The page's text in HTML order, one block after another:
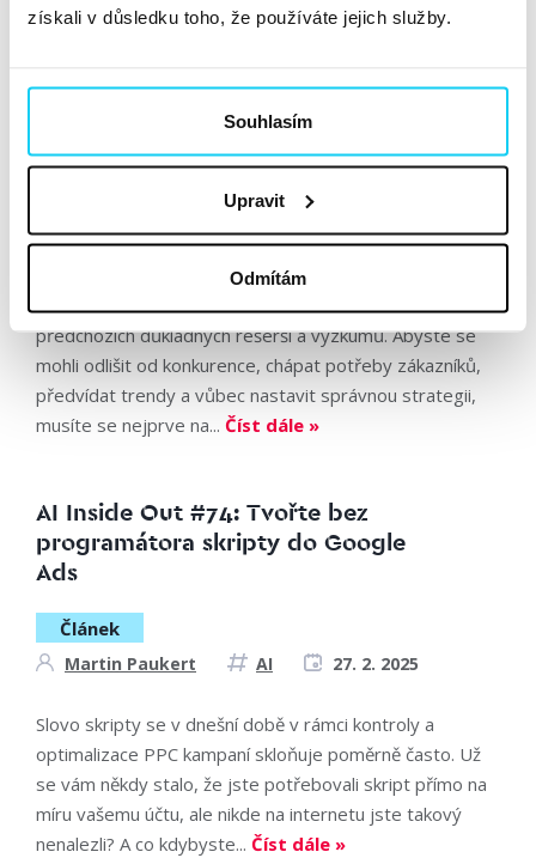
získali v důsledku toho, že používáte jejich služby.
Souhlasím
Upravit
Odmítám
marketingový výzkum v Deep
AI
Tohle je game-changer. Bez přehánění. Zkušení
stratégové ví, že úspěch v marketingu se neobejde bez
předchozích důkladných rešerší a výzkumů. Abyste se
mohli odlišit od konkurence, chápat potřeby zákazníků,
předvídat trendy a vůbec nastavit správnou strategii,
musíte se nejprve na... Číst dále »
AI Inside Out #74: Tvořte bez
programátora skripty do Google
Ads
Článek
Martin Paukert AI 27. 2. 2025
Slovo skripty se v dnešní době v rámci kontroly a
optimalizace PPC kampaní skloňuje poměrně často. Už
se vám někdy stalo, že jste potřebovali skript přímo na
míru vašemu účtu, ale nikde na internetu jste takový
nenalezli? A co kdybyste... Číst dále »